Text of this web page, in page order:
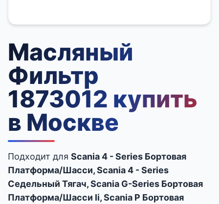
Масляный
Фильтр
1873012 купить
в Москве
Подходит для Scania 4 - Series Бортовая
Платформа/Шасси, Scania 4 - Series
Седельный Тягач, Scania G-Series Бортовая
Платформа/Шасси Ii, Scania P Бортовая